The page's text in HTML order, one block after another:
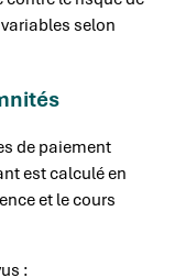
selon
de paiement
est calculé en
et le cours
: